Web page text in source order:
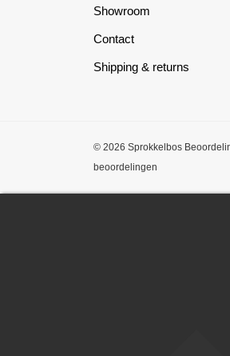
Showroom
Contact
Shipping & returns
© 2026 Sprokkelbos
beoordelingen